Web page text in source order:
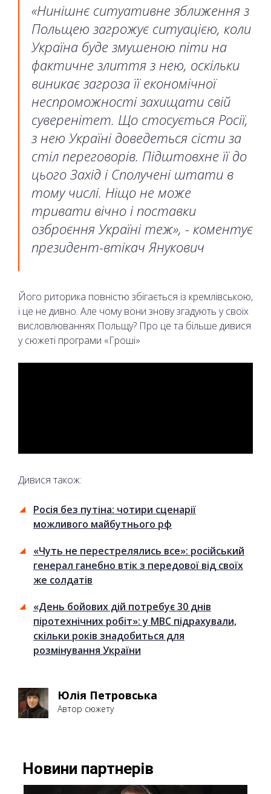
«Нинішнє ситуативне зближення з
Польщею загрожує ситуацією, коли
Україна буде змушеною піти на
фактичне злиття з нею, оскільки
виникає загроза її економічної
неспроможності захищати свій
суверенітет. Що стосується Росії,
з нею Україні доведеться сісти за
стіл переговорів. Підштовхне її до
цього Захід і Сполучені штати в
тому числі. Ніщо не може
тривати вічно і поставки
озброєння Україні теж», - коментує
президент-втікач Янукович
Його риторика повністю збігається із кремлівською,
і це не дивно. Але чому вони знову згадують у своїх
висловлюваннях Польщу? Про це та більше дивися
у сюжеті програми «Гроші»
Дивися також:
Росія без путіна: чотири сценарії
можливого майбутнього рф
«Чуть не перестрелялись все»: російський
генерал ганебно втік з передової від своїх
же солдатів
«День бойових дій потребує 30 днів
піротехнічних робіт»: у МВС підрахували,
скільки років знадобиться для
розмінування України
Юлія Петровська
Автор сюжету